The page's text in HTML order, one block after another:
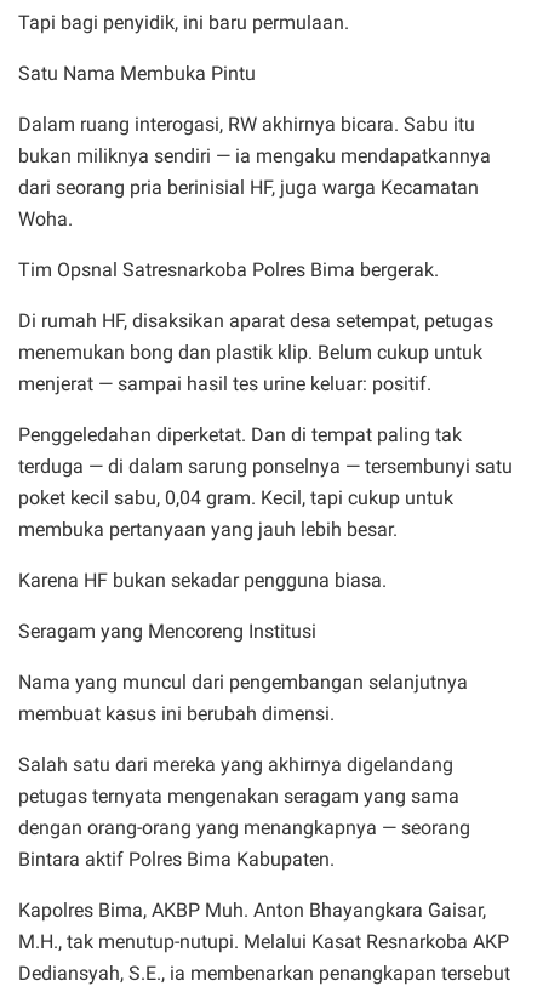
Tapi bagi penyidik, ini baru permulaan.
Satu Nama Membuka Pintu
Dalam ruang interogasi, RW akhirnya bicara. Sabu itu
bukan miliknya sendiri — ia mengaku mendapatkannya
dari seorang pria berinisial HF, juga warga Kecamatan
Woha.
Tim Opsnal Satresnarkoba Polres Bima bergerak.
Di rumah HF, disaksikan aparat desa setempat, petugas
menemukan bong dan plastik klip. Belum cukup untuk
menjerat — sampai hasil tes urine keluar: positif.
Penggeledahan diperketat. Dan di tempat paling tak
terduga — di dalam sarung ponselnya — tersembunyi satu
poket kecil sabu, 0,04 gram. Kecil, tapi cukup untuk
membuka pertanyaan yang jauh lebih besar.
Karena HF bukan sekadar pengguna biasa.
Seragam yang Mencoreng Institusi
Nama yang muncul dari pengembangan selanjutnya
membuat kasus ini berubah dimensi.
Salah satu dari mereka yang akhirnya digelandang
petugas ternyata mengenakan seragam yang sama
dengan orang-orang yang menangkapnya — seorang
Bintara aktif Polres Bima Kabupaten.
Kapolres Bima, AKBP Muh. Anton Bhayangkara Gaisar,
M.H., tak menutup-nutupi. Melalui Kasat Resnarkoba AKP
Dediansyah, S.E., ia membenarkan penangkapan tersebut